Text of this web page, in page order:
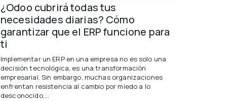
¿Odoo cubrirá todas tus
necesidades diarias? Cómo
garantizar que el ERP funcione para
ti
Implementar un ERP en una empresa no es solo una
decisión tecnológica, es una transformación
empresarial. Sin embargo, muchas organizaciones
enfrentan resistencia al cambio por miedo a lo
desconocido,...